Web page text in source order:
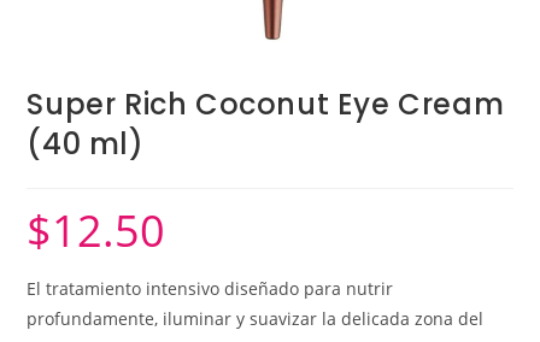
Super Rich Coconut Eye Cream
(40 ml)
$12.50
El tratamiento intensivo diseñado para nutrir
profundamente, iluminar y suavizar la delicada zona del